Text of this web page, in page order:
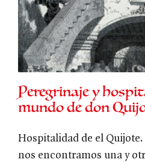
Peregrinaje y
mundo de don
Hospitalidad de el
nos encontramos una y